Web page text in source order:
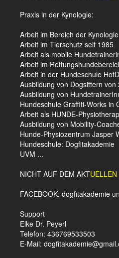
Praxis in der Kynologie:
Arbeit im Bereich der
Arbeit im Tierschutz seit 1985
Arbeit als mobile
Arbeit im
Arbeit in der Hundeschule
Ausbildung von Dogsittern von
Ausbildung von
Hundeschule Graffiti-Works in
Arbeit als HUNDE-
Ausbildung von Mobility-
Hunde-Physiozentrum Jasper
Hundeschule: Dogfitakademie
UVM ...
NICHT AUF DEM AKT
FACEBOOK: dogfitakademie
Support
Elke Dr. Peyerl
Telefon: 436769533503
E-Mail: